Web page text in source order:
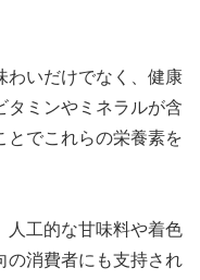
わいだけでなく、健康
タミンやミネラルが含
とでこれらの栄養素を
人工的な甘味料や着色
の消費者にも支持され